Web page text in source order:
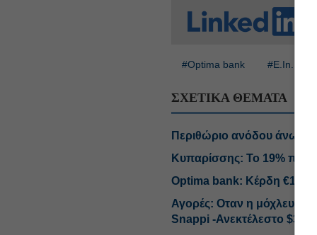
#Optima bank #E.In.S.
ΣΧΕΤΙΚΑ ΘΕΜΑΤΑ
Περιθώριο ανόδου άνω
Κυπαρίσσης: Το 19%
Optima bank: Κέρδη
Αγορές: Οταν η μόχλευση
Snappi -Ανεκτέλεστο $3